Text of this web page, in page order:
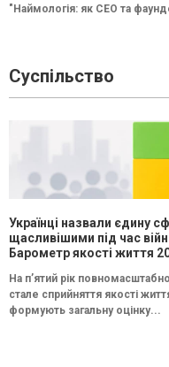
"Наймологія: як СEO та
Суспільство
Українці назвали єдину
щасливішими під час
Барометр якості життя
На п’ятий рік
стале сприйняття якості
формують загальну оцінку...